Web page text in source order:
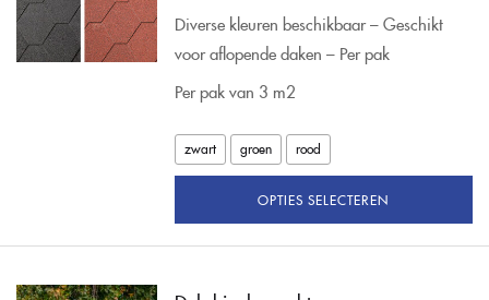
Diverse kleuren beschikbaar – Geschikt
voor aflopende daken – Per pak
Per pak van 3 m2
zwart groen rood
OPTIES SELECTEREN